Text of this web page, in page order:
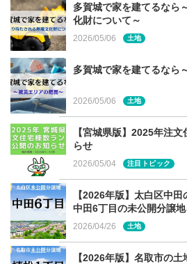
スのお披露目会を開催しています
てと平屋の2棟が見学できます。予
ので、お気軽にお立ち寄りください
開催期間：4/27（土）～5/6（月祝
休みです。
公開時間：10:00～16:00
場所：仙台市泉区朝日2丁目25-
ご相談は気さくなス
に！
多賀城で家を建てるなら
化財について～
2026/05/06 土地
多賀城で家を建てるなら
2026/05/06 土地
【宮城県版】2025年注
らせ
2026/05/04 注目トピック
【2026年版】太白区中
中田6丁目の未公開分譲
2026/04/26 土地
【2026年版】名取市の